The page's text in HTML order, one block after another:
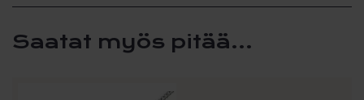
Saatat myös pitää...